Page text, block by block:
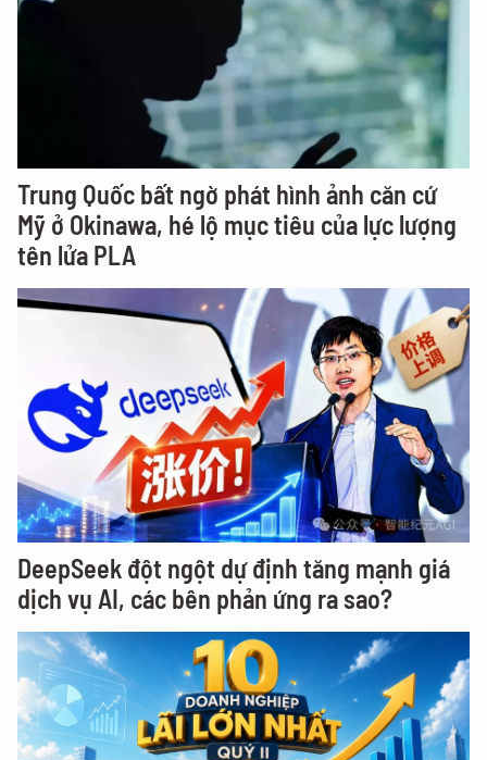
Trung Quốc bất ngờ phát hình ảnh căn cứ
Mỹ ở Okinawa, hé lộ mục tiêu của lực lượng
tên lửa PLA
DeepSeek đột ngột dự định tăng mạnh giá
dịch vụ AI, các bên phản ứng ra sao?